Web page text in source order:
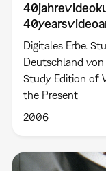
Digitales Erbe.
Deutschland
Study Edition of
the Present
2006